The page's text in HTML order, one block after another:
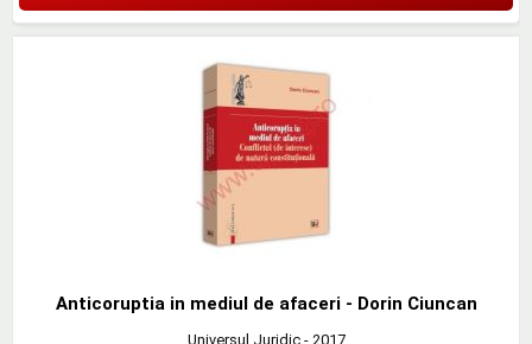
Anticoruptia in mediul de afaceri - Dorin Ciuncan
Universul Juridic- 2017